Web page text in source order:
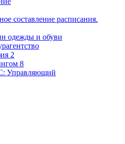
составление расписания.
одежды и обуви
2
8
Управляющий